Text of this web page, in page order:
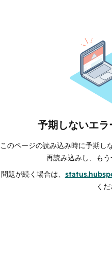
予期しないエラ
このページの読み込み時に予期し
再読み込みし、もう
問題が続く場合は、
くだ